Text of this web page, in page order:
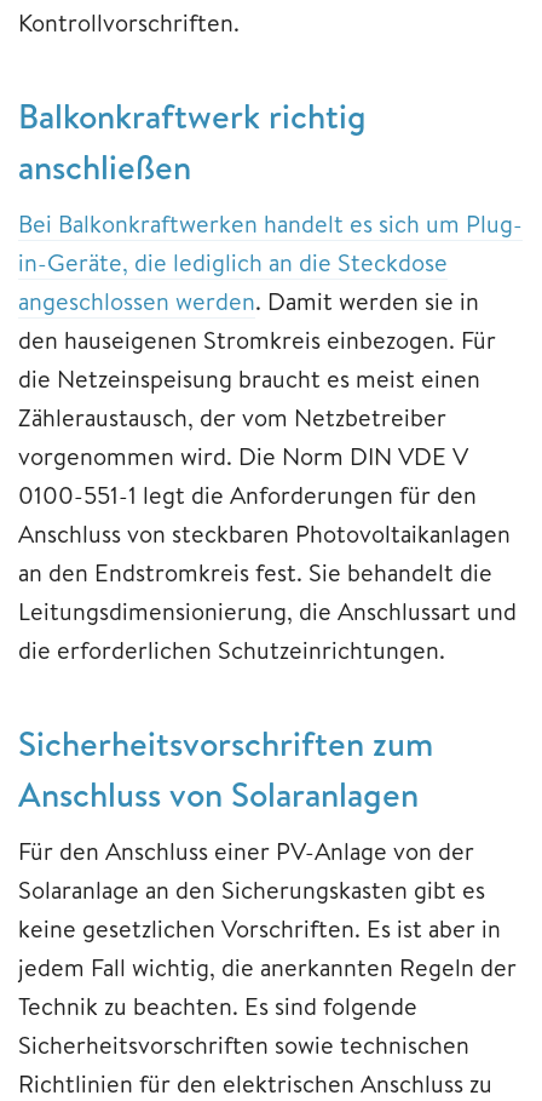
Kontrollvorschriften.
Balkonkraftwerk richtig
anschließen
Bei Balkonkraftwerken handelt es sich um Plug-
in-Geräte, die lediglich an die Steckdose
angeschlossen werden. Damit werden sie in
den hauseigenen Stromkreis einbezogen. Für
die Netzeinspeisung braucht es meist einen
Zähleraustausch, der vom Netzbetreiber
vorgenommen wird. Die Norm DIN VDE V
0100-551-1 legt die Anforderungen für den
Anschluss von steckbaren Photovoltaikanlagen
an den Endstromkreis fest. Sie behandelt die
Leitungsdimensionierung, die Anschlussart und
die erforderlichen Schutzeinrichtungen.
Sicherheitsvorschriften zum
Anschluss von Solaranlagen
Für den Anschluss einer PV-Anlage von der
Solaranlage an den Sicherungskasten gibt es
keine gesetzlichen Vorschriften. Es ist aber in
jedem Fall wichtig, die anerkannten Regeln der
Technik zu beachten. Es sind folgende
Sicherheitsvorschriften sowie technischen
Richtlinien für den elektrischen Anschluss zu